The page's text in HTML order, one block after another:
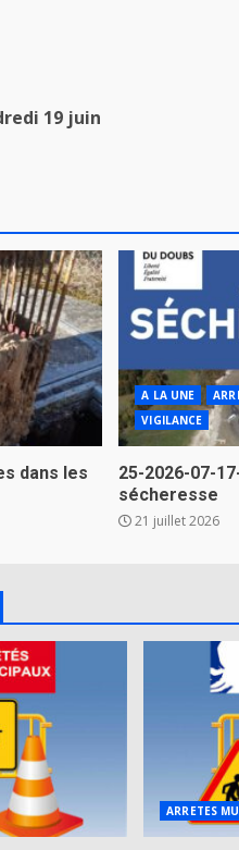
19 juin
dans les
A LA UNE
VIGILANCE
25-2026-07-
sécheresse
21 juillet 2026
ARRETES